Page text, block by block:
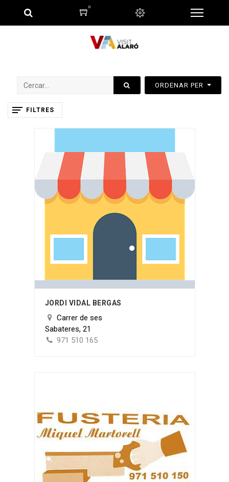
0
ORDENAR PER
FILTRES
JORDI VIDAL BERGAS
Carrer de ses
Sabateres, 21
971 510 165